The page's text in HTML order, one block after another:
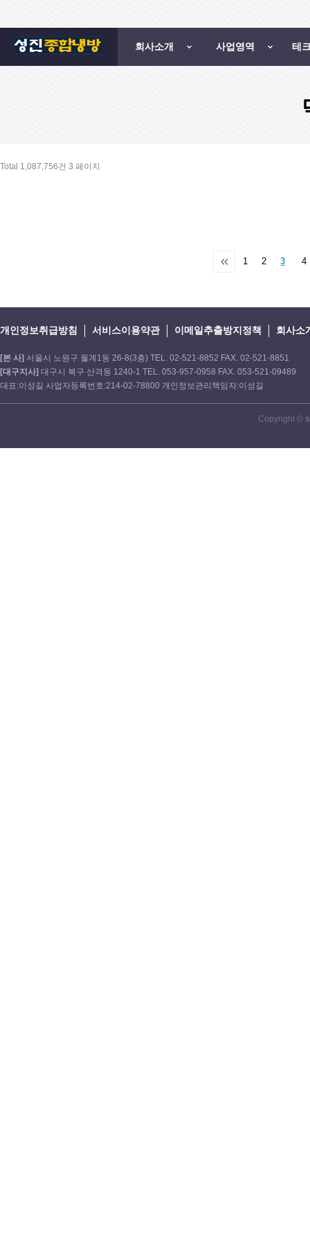
회사소개 사업영역 테
Total 1,087,756건 3 페이지
1 2 3 4
개인정보취급방침 서비스이용약관 이메일추출방지정책 회사소
[본 사] 서울시 노원구 월계1동 26-8(3층) TEL. 02-521-8852 FAX. 02-521-8851
[대구지사] 대구시 북구 산격동 1240-1 TEL. 053-957-0958 FAX. 053-521-09489
대표:이성길 사업자등록번호:214-02-78800 개인정보관리책임자:이성길
Copyright ©